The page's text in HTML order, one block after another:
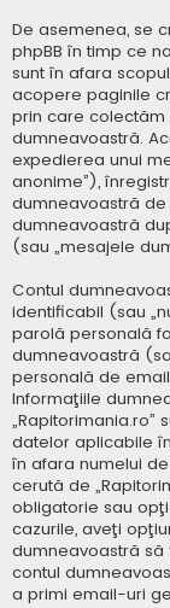
De asemenea, se
phpBB în timp ce
sunt în afara
acopere paginile
prin care
dumneavoastră.
expedierea unui
anonime”),
dumneavoastră
dumneavoastră
(sau „mesajele
Contul
identificabil (sau
parolă personală
dumneavoastră
personală de
Informaţiile
datelor aplicabile
în afara numelui
cerută de
obligatorie sau
cazurile, aveţi
dumneavoastră să
contul
a primi email-uri